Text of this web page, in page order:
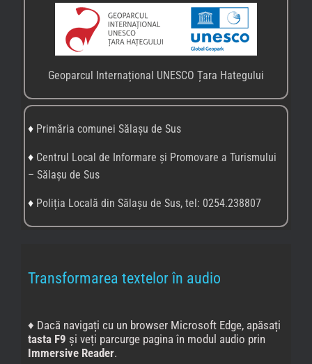
Geoparcul Internațional UNESCO Țara Hategului
♦ Primăria comunei Sălașu de Sus
♦ Centrul Local de Informare și Promovare a Turismului
– Sălașu de Sus
♦ Poliția Locală din Sălașu de Sus, tel: 0254.238807
Transformarea textelor în audio
♦ Dacă navigați cu un browser Microsoft Edge, apăsați
tasta F9 și veți parcurge pagina în modul audio prin
Immersive Reader.